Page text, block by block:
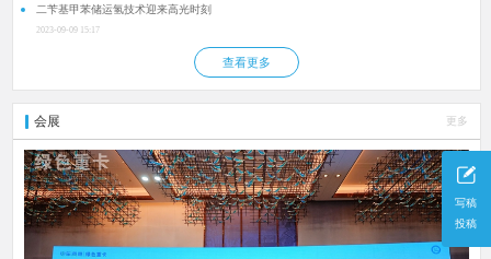
写稿
投稿
二苄基甲苯储运氢技术迎来高光时刻
2023-09-09 15:17
查看更多
会展 更多